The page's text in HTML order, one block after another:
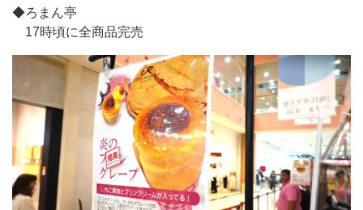
◆ろまん亭
17時頃に全商品完売